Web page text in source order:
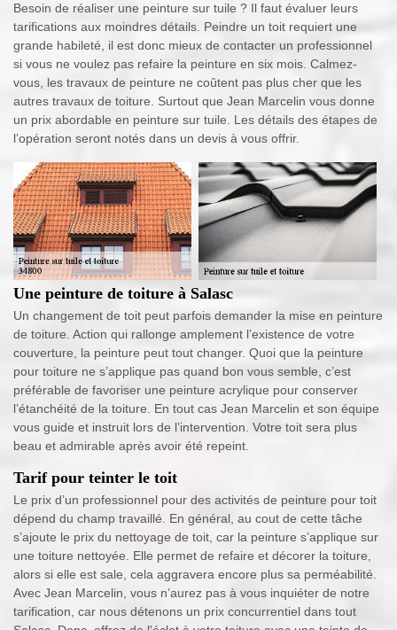
Besoin de réaliser une peinture sur tuile ? Il faut évaluer leurs
tarifications aux moindres détails. Peindre un toit requiert une
grande habileté, il est donc mieux de contacter un professionnel
si vous ne voulez pas refaire la peinture en six mois. Calmez-
vous, les travaux de peinture ne coûtent pas plus cher que les
autres travaux de toiture. Surtout que Jean Marcelin vous donne
un prix abordable en peinture sur tuile. Les détails des étapes de
l’opération seront notés dans un devis à vous offrir.
Une peinture de toiture à Salasc
Un changement de toit peut parfois demander la mise en peinture
de toiture. Action qui rallonge amplement l’existence de votre
couverture, la peinture peut tout changer. Quoi que la peinture
pour toiture ne s’applique pas quand bon vous semble, c’est
préférable de favoriser une peinture acrylique pour conserver
l’étanchéité de la toiture. En tout cas Jean Marcelin et son équipe
vous guide et instruit lors de l’intervention. Votre toit sera plus
beau et admirable après avoir été repeint.
Tarif pour teinter le toit
Le prix d’un professionnel pour des activités de peinture pour toit
dépend du champ travaillé. En général, au cout de cette tâche
s’ajoute le prix du nettoyage de toit, car la peinture s’applique sur
une toiture nettoyée. Elle permet de refaire et décorer la toiture,
alors si elle est sale, cela aggravera encore plus sa perméabilité.
Avec Jean Marcelin, vous n’aurez pas à vous inquiéter de notre
tarification, car nous détenons un prix concurrentiel dans tout